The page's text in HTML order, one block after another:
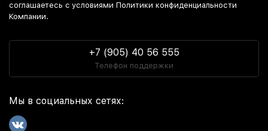
соглашаетесь c условиями Политики конфиденциальности
Компании.
+7 (905) 40 56 555
Телефон поддержки
Мы в социальных сетях: